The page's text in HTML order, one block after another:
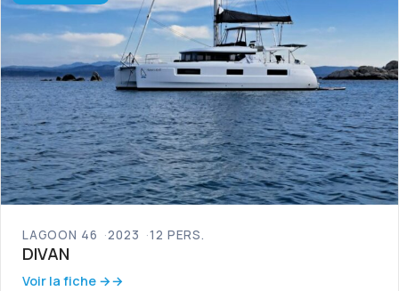
LAGOON 46 2023 12 PERS.
DIVAN
Voir la fiche →